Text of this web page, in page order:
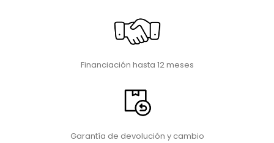
Financiación hasta 12 meses
Garantía de devolución y cambio